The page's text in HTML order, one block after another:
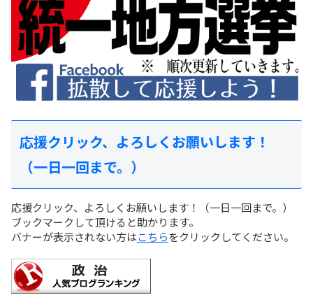
応援クリック、よろしくお願いします！
（一日一回まで。）
応援クリック、よろしくお願いします！（一日一回まで。）
ブックマークして頂けると助かります。
バナーが表示されない方はこちらをクリックしてください。